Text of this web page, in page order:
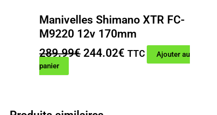
Manivelles Shimano XTR FC-
M9220 12v 170mm
289.99€ Le
289.99€.
244.02€ Le
TTC
Ajouter au
panier